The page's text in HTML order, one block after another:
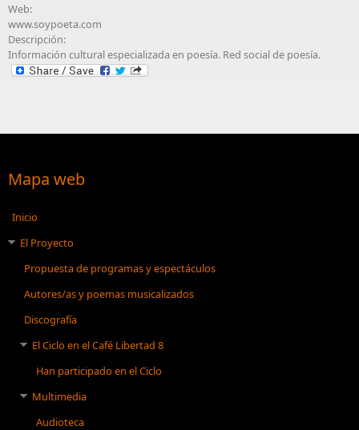
Web:
www.soypoeta.com
Descripción:
Información cultural especializada en poesía. Red social de poesía.
Mapa web
Inicio
El Proyecto
Propuesta de programas y espectáculos
Autores/as y poemas musicalizados
Discografía
El Ciclo en el Café Libertad 8
Han participado en el Ciclo
Multimedia
Audioteca